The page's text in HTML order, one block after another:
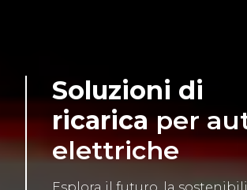
Soluzioni di
ricarica per
elettriche